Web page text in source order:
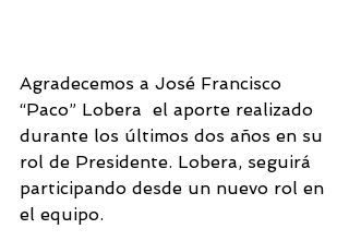
Agradecemos a José Francisco
“Paco” Lobera  el aporte realizado
durante los últimos dos años en su
rol de Presidente. Lobera, seguirá
participando desde un nuevo rol en
el equipo.